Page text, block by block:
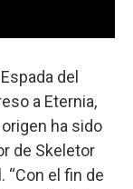
del
a Eternia,
ha sido
de Skeletor
“Con el fin de